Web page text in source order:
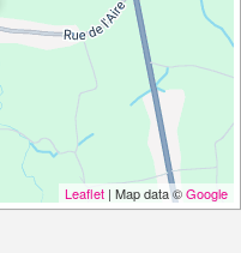
Leaflet | Map data ©Google